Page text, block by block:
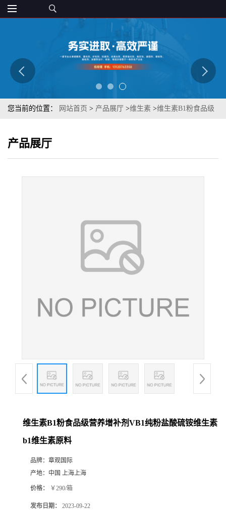
您当前的位置： 网站首页 > 产品展厅 >维生素 >维生素B1粉食品级
产品展厅
维生素B1粉食品级营养增补剂VB1纯粉盐酸硫铵维生素
b1维生素原料
品牌： 章观国际
产地： 中国 上海上海
价格： ￥290/箱
发布日期： 2023-09-22